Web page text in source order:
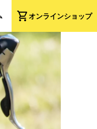
shopping_cartオンラインショップ